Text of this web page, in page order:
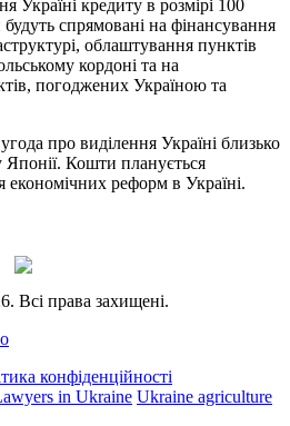
Україні кредиту в розмірі 100
спрямовані на фінансування
облаштування пунктів
кордоні та на
погоджених Україною та
про виділення Україні близько
Японії. Кошти планується
реформ в Україні.
Всі права захищені.
конфіденційності
in Ukraine Ukraine agriculture